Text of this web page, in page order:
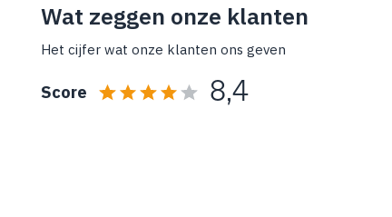
Wat zeggen onze klanten
Het cijfer wat onze klanten ons geven
Score 8,4